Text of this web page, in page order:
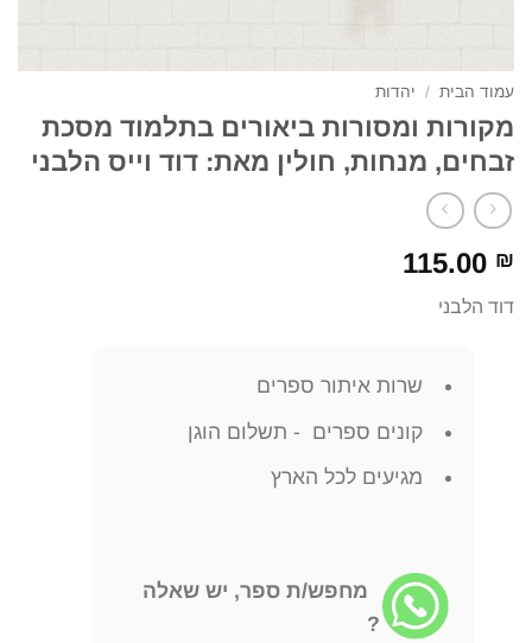
עמוד הבית / יהדות
מקורות ומסורות ביאורים בתלמוד מסכת
זבחים, מנחות, חולין מאת: דוד וייס הלבני
115.00 ₪
דוד הלבני
שרות איתור ספרים
קונים ספרים - תשלום הוגן
מגיעים לכל הארץ
מחפש/ת ספר, יש שאלה
?